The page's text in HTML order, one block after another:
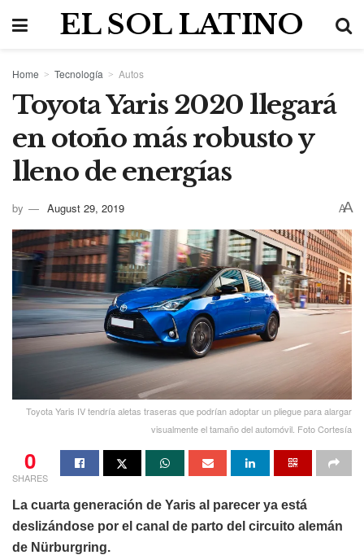
EL SOL LATINO
Home Tecnología Autos
Toyota Yaris 2020 llegará
en otoño más robusto y
lleno de energías
by August 29, 2019 AA
Toyota Yaris IV tendría aletas traseras que podrían adoptar un pliegue para alargar
visualmente el tamaño del automóvil. Foto Cortesía
0
SHARES
La cuarta generación de Yaris al parecer ya está
deslizándose por el canal de parto del circuito alemán
de Nürburgring.